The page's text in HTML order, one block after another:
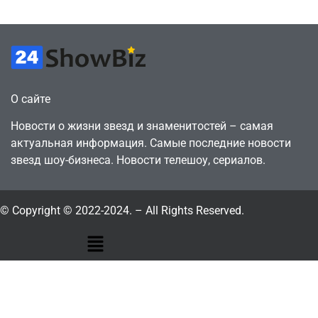
О сайте
Новости о жизни звезд и знаменитостей – самая
актуальная информация. Самые последние новости
звезд шоу-бизнеса. Новости телешоу, сериалов.
© Copyright © 2022-2024. – All Rights Reserved.